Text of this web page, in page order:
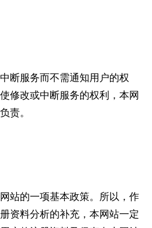
断服务而不需通知用户的权
修改或中断服务的权利，本网
责。
站的一项基本政策。所以，作
资料分析的补充，本网站一定